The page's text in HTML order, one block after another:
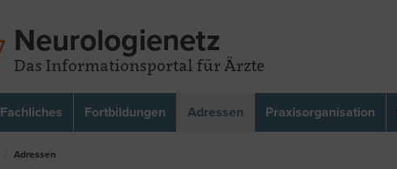
Neurologienetz
Das Informationsportal für Ärzte
Fachliches Fortbildungen Adressen Praxisorganisation
Adressen